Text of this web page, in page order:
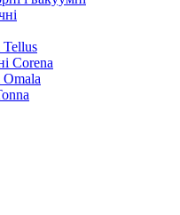
Tellus
Corena
Omala